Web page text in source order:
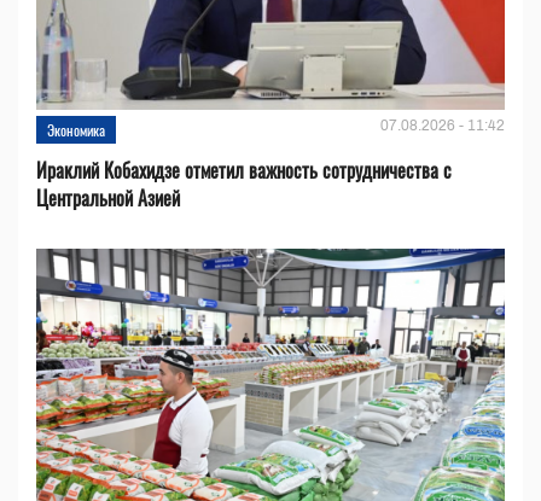
Экономика 07.08.2026 - 11:42
Ираклий Кобахидзе отметил важность сотрудничества с
Центральной Азией